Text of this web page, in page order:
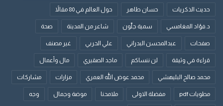
حديث الذكريات حسان طاهر حول العالم في 80 مقالاً
د.فؤاد المغامسي سمية جلّون شاعر من المدينة صحة
صفحات عبدالمحسن البدراني علي الحربي غير مصنف
قراءة في وثيقة لن ننساكم ماجد الصقيري مال وأعمال
محمد صالح البليهشي محمد عوض الله العمري مزارات مشاركات
مطويات pdf مفضلة الاولى ملامحنا موضة وجمال وجه